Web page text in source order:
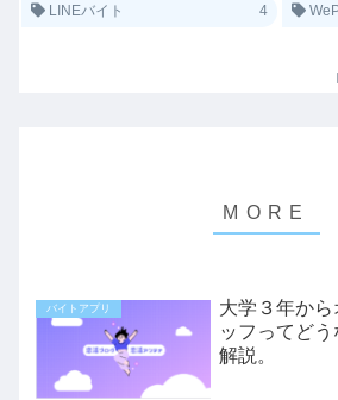
LINEバイト 4
バイトアプリ
大学３年か
ッフってど
解説。